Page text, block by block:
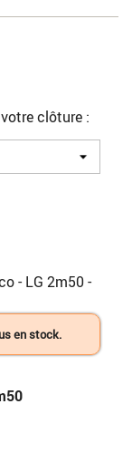
clôture :
- LG 2m50 -
en stock.